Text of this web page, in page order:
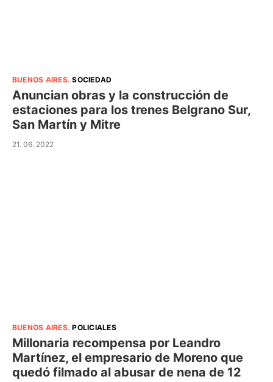
BUENOS AIRES.SOCIEDAD
Anuncian obras y la construcción de
estaciones para los trenes Belgrano Sur,
San Martín y Mitre
21. 06. 2022
BUENOS AIRES.POLICIALES
Millonaria recompensa por Leandro
Martínez, el empresario de Moreno que
quedó filmado al abusar de nena de 12